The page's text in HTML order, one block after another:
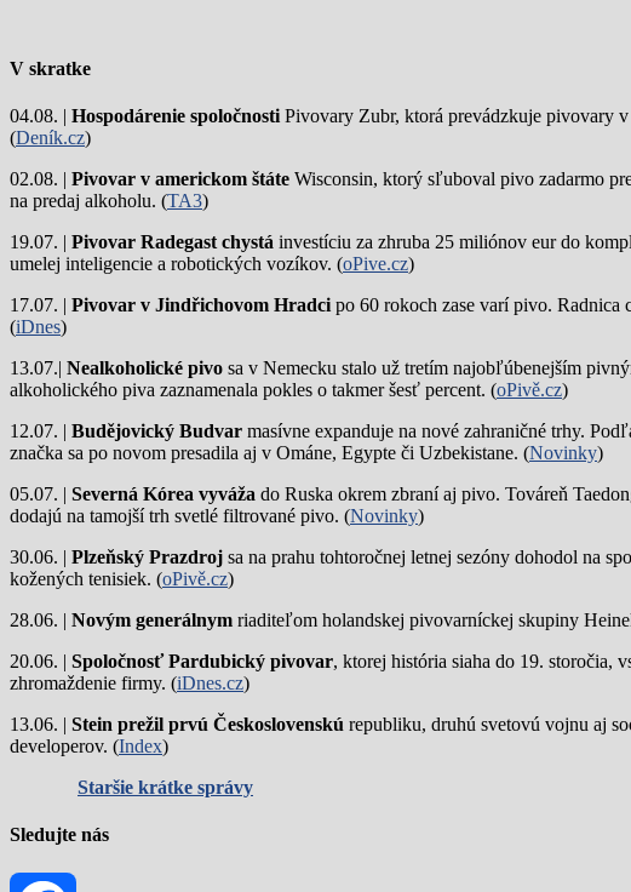
V skratke
04.08. | Hospodárenie spoločnosti Pivovary Zubr, ktorá prevádzkuje pivovary
(Deník.cz)
02.08. | Pivovar v americkom štáte Wisconsin, ktorý sľuboval pivo zadarmo
na predaj alkoholu. (TA3)
19.07. | Pivovar Radegast chystá investíciu za zhruba 25 miliónov eur do
umelej inteligencie a robotických vozíkov. (oPive.cz)
17.07. | Pivovar v Jindřichovom Hradci po 60 rokoch zase varí pivo. Radnica
(iDnes)
13.07.| Nealkoholické pivo sa v Nemecku stalo už tretím najobľúbenejším
alkoholického piva zaznamenala pokles o takmer šesť percent. (oPivě.cz)
12.07. | Budějovický Budvar masívne expanduje na nové zahraničné trhy.
značka sa po novom presadila aj v Ománe, Egypte či Uzbekistane. (Novinky)
05.07. | Severná Kórea vyváža do Ruska okrem zbraní aj pivo. Továreň
dodajú na tamojší trh svetlé filtrované pivo. (Novinky)
30.06. | Plzeňský Prazdroj sa na prahu tohtoročnej letnej sezóny dohodol na
kožených tenisiek. (oPivě.cz)
28.06. | Novým generálnym riaditeľom holandskej pivovarníckej skupiny
20.06. | Spoločnosť Pardubický pivovar, ktorej história siaha do 19. storočia,
zhromaždenie firmy. (iDnes.cz)
13.06. | Stein prežil prvú Československú republiku, druhú svetovú vojnu aj
developerov. (Index)
Staršie krátke správy
Sledujte nás